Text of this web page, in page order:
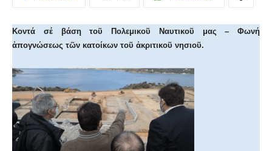
Κοντά σέ βάση τοῦ Πολεμικοῦ Ναυτικοῦ μας – Φωνή
ἀπογνώσεως τῶν κατοίκων τοῦ ἀκριτικοῦ νησιοῦ.